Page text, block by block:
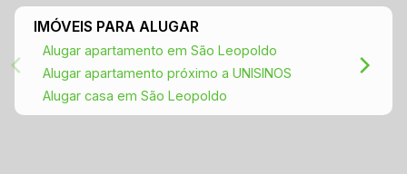
IMÓVEIS PARA ALUGAR
Alugar apartamento em São Leopoldo
Alugar apartamento próximo a UNISINOS
Alugar casa em São Leopoldo